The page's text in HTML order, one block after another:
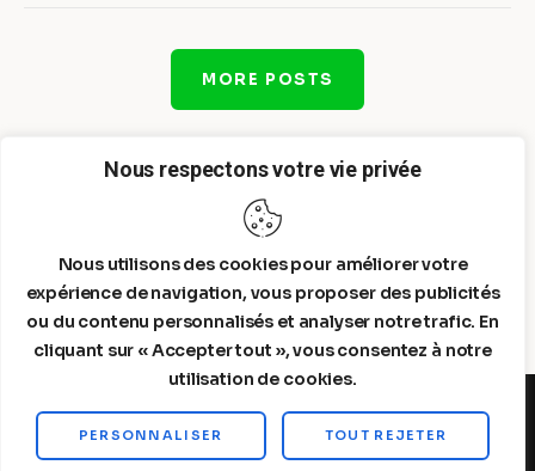
Nous respectons votre vie privée
Nous utilisons des cookies pour améliorer votre
expérience de navigation, vous proposer des publicités
ou du contenu personnalisés et analyser notre trafic. En
cliquant sur « Accepter tout », vous consentez à notre
utilisation de cookies.
PERSONNALISER TOUT REJETER
MORE POSTS